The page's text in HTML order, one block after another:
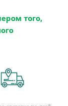
того,